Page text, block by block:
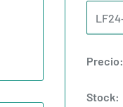
Precio:
Stock: